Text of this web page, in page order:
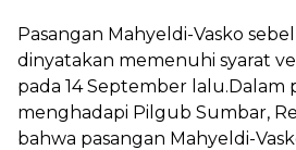
Pasangan Mahyeldi-Vasko
dinyatakan memenuhi syarat
pada 14 September lalu.Dalam
menghadapi Pilgub Sumbar,
bahwa pasangan Mahyeldi-